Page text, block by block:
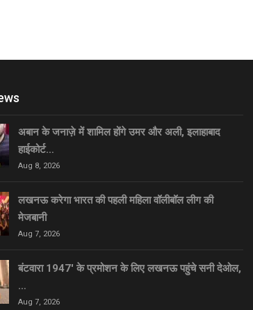
अबान के जनाज़े में शामिल होंगे उमर और अली, इलाहाबाद
हाईकोर्ट…
Aug 8, 2026
लखनऊ करेगा भारत की पहली महिला वॉलीबॉल लीग की
मेजबानी
Aug 7, 2026
बंटवारा 1947′ के प्रमोशन के लिए लखनऊ पहुंचे सनी देओल,
…
Aug 7, 2026